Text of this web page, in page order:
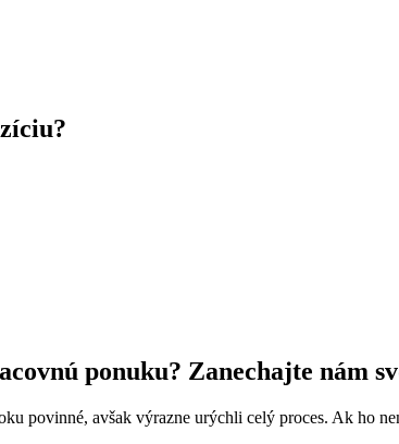
ponuku? Zanechajte nám
povinné, avšak výrazne urýchli celý proces. Ak ho